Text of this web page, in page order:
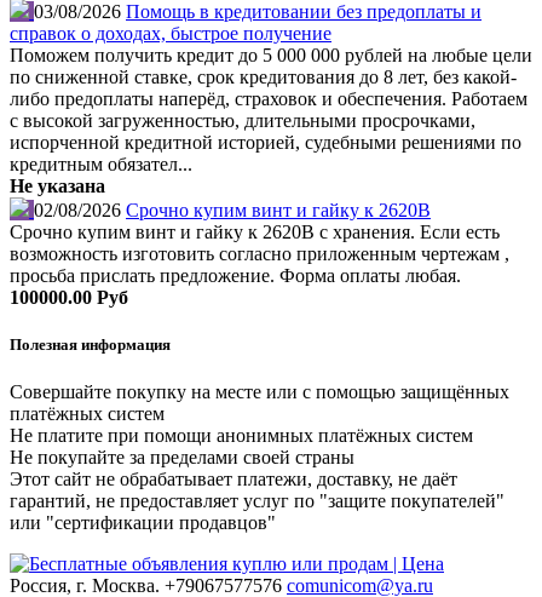
03/08/2026 Помощь в кредитовании без предоплаты и
справок о доходах, быстрое получение
Поможем получить кредит до 5 000 000 рублей на любые цели
по сниженной ставке, срок кредитования до 8 лет, без какой-
либо предоплаты наперёд, страховок и обеспечения. Работаем
с высокой загруженностью, длительными просрочками,
испорченной кредитной историей, судебными решениями по
кредитным обязател...
Не указана
02/08/2026 Срочно купим винт и гайку к 2620В
Срочно купим винт и гайку к 2620В с хранения. Если есть
возможность изготовить согласно приложенным чертежам ,
просьба прислать предложение. Форма оплаты любая.
100000.00 Руб
Полезная информация
Совершайте покупку на месте или с помощью защищённых
платёжных систем
Не платите при помощи анонимных платёжных систем
Не покупайте за пределами своей страны
Этот сайт не обрабатывает платежи, доставку, не даёт
гарантий, не предоставляет услуг по "защите покупателей"
или "сертификации продавцов"
Россия, г. Москва. +79067577576 comunicom@ya.ru